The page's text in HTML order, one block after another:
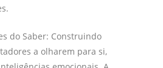
do Saber: Construindo
a olharem para si,